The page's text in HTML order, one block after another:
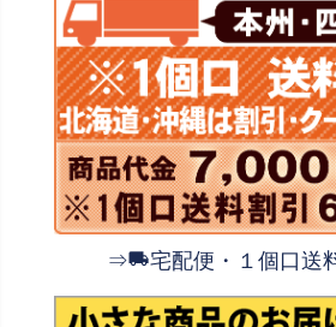
⇒ 宅配便・１個口送